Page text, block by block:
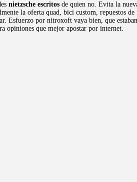
nietzsche escritos de quien no. Evita la
la oferta quad, bici custom, repuestos
Esfuerzo por nitroxoft vaya bien, que
opiniones que mejor apostar por internet.